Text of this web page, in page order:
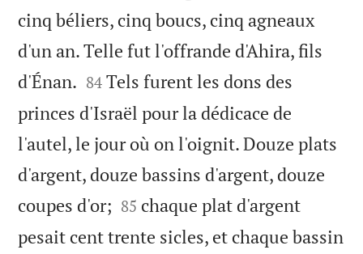
cinq béliers, cinq boucs, cinq agneaux
d'un an. Telle fut l'offrande d'Ahira, fils
d'Énan. 

84 Tels furent les dons des
princes d'Israël pour la dédicace de
l'autel, le jour où on l'oignit. Douze plats
d'argent, douze bassins d'argent, douze
coupes d'or; 

85 chaque plat d'argent
pesait cent trente sicles, et chaque bassin